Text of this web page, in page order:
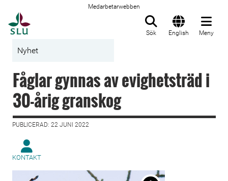
Medarbetarwebben
Sök English Meny
Nyhet
Fåglar gynnas av evighetsträd i
30-årig granskog
PUBLICERAD: 22 JUNI 2022
KONTAKT